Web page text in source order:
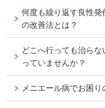
何度も繰り返す良性発
の改善法とは？
どこへ行っても治ら
っていませんか？
メニエール病でお困り